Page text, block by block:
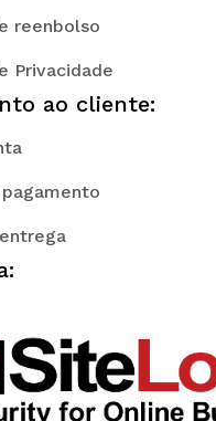
reenbolso
Privacidade
ao cliente: